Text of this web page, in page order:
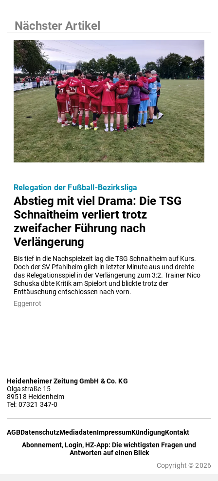
Nächster Artikel
Abstieg mit viel Drama: Die TSG
Schnaitheim verliert trotz
zweifacher Führung nach
Verlängerung
Bis tief in die Nachspielzeit lag die TSG Schnaitheim auf Kurs.
Doch der SV Pfahlheim glich in letzter Minute aus und drehte
das Relegationsspiel in der Verlängerung zum 3:2. Trainer Nico
Schuska übte Kritik am Spielort und blickte trotz der
Enttäuschung entschlossen nach vorn.
Relegation der Fußball-Bezirksliga
Eggenrot
Heidenheimer Zeitung GmbH & Co. KG
Olgastraße 15
89518 Heidenheim
Tel: 07321 347-0
AGBDatenschutzMediadatenImpressumKündigungKontakt
Abonnement, Login, HZ-App: Die wichtigsten Fragen und
Antworten auf einen Blick
Copyright © 2026